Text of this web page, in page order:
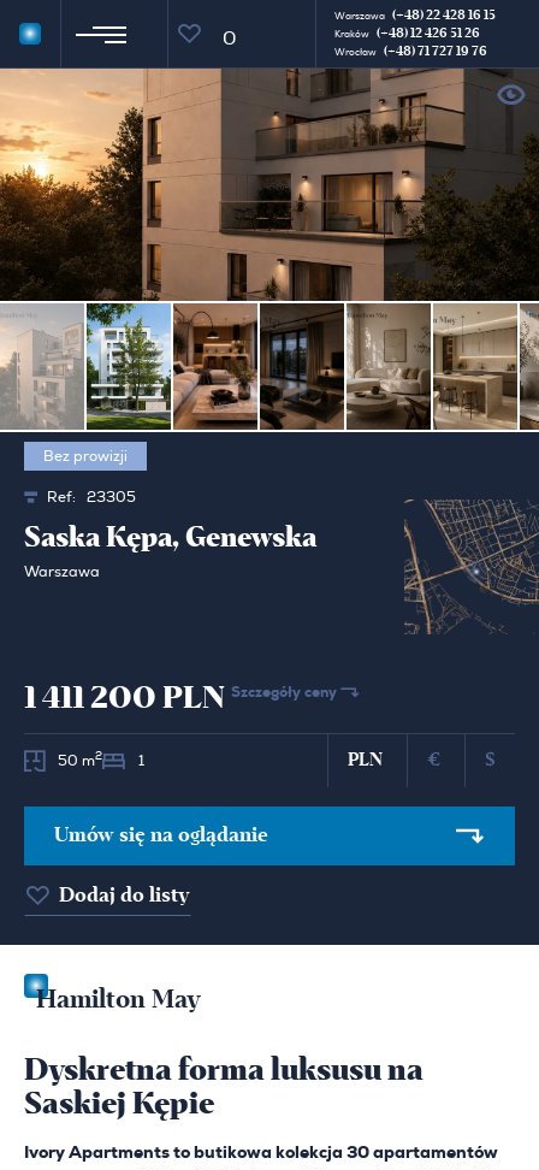
0
Warszawa (+48) 22 428 16 15
Kraków (+48) 12 426 51 26
Wrocław (+48) 71 727 19 76
Bez prowizji
Ref: 23305
Saska Kępa, Genewska
Warszawa
1 411 200 PLN Szczegóły ceny
50 m2 1 PLN € $
Umów się na oglądanie
Dodaj do listy
Hamilton May
Dyskretna forma luksusu na
Saskiej Kępie
Ivory Apartments to butikowa kolekcja 30 apartamentów